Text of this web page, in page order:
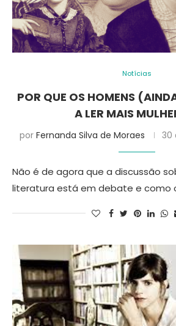
Notícias
POR QUE OS HOMENS
A LER MAIS
por Fernanda Silva de Moraes 30
Não é de agora que a discussão
literatura está em debate e como